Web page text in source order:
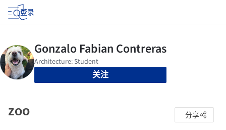
登录
关注
zoo 分享